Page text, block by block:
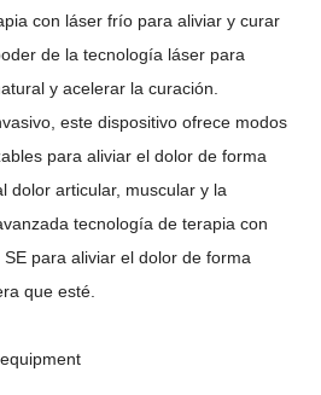
con láser frío para aliviar y curar
de la tecnología láser para
y acelerar la curación.
este dispositivo ofrece modos
para aliviar el dolor de forma
dolor articular, muscular y la
tecnología de terapia con
para aliviar el dolor de forma
que esté.